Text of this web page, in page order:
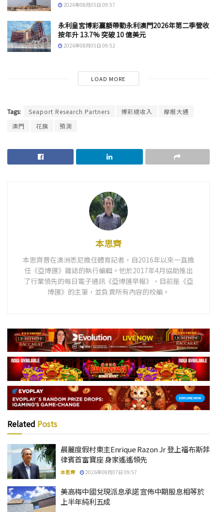
2026年08月05日 09:57
永利皇宮博彩贏額帶動永利澳門2026年第二季營收
按年升 13.7% 突破 10 億美元
2026年08月05日 09:52
LOAD MORE
Tags: Seaport Research Partners 博彩總收入
摩根大通
澳門
花旗 預測
本思齊
本思齊曾在澳洲悉尼擔任體育記者，自2016年以來一直擔
任《亞博匯》雜誌的執行編輯。他於2017年4月協助推出
了行業領先的每日電子通訊《亞博匯早報》，目前是《亞
博匯》的主筆，並負責所有內容的校編。
Related Posts
晨麗度假村東主Enrique Razon Jr 登上福布斯菲
律賓首富寶座 身家遙遙領先
本思齊 2026年08月07日 09:57
美高梅中國兌現派息承諾 宣佈中期股息相等於
上半年純利五成